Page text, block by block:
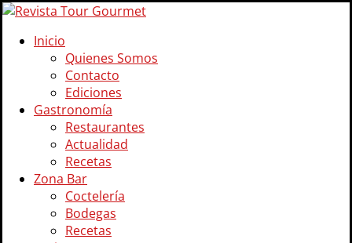
Inicio
Quienes Somos
Contacto
Ediciones
Gastronomía
Restaurantes
Actualidad
Recetas
Zona Bar
Coctelería
Bodegas
Recetas